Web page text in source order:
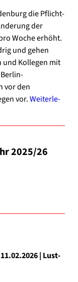
die Pflicht­
der
Woche erhöht.
und gehen
und Kol­le­gen mit
vor den
vor.Wei­ter­le­
2025/26
| Lust­